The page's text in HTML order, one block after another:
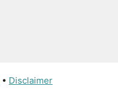
• Disclaimer